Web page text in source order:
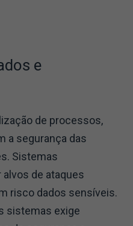
e
de processos,
a segurança das
Sistemas
de ataques
risco dados sensíveis.
sistemas exige